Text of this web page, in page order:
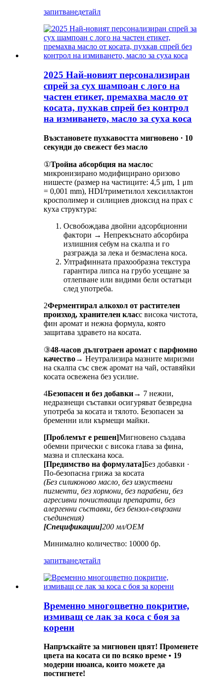
запитванедетайл
2025 Най-новият персонализиран
спрей за сух шампоан с лого на
частен етикет, премахва масло от
косата, пухкав спрей без контрол
на измиването, масло за суха коса
Възстановете пухкавостта мигновено · 10
секунди до свежест без масло
①Тройна абсорбция на маслос
микронизирано модифицирано оризово
нишесте (размер на частиците: 4,5 μm, 1 μm
= 0,001 mm), HDI/триметилол хексиллактон
кросполимер и силициев диоксид на прах с
куха структура:
Освобождава двойни адсорбционни
фактори → Непрекъснато абсорбира
излишния себум на скалпа и го
разгражда за лека и безмаслена коса.
Ултрафинната прахообразна текстура
гарантира липса на грубо усещане за
отлепване или видими бели остатъци
след употреба.
2Ферментирал алкохол от растителен
произход, хранителен класс висока чистота,
фин аромат и нежна формула, която
защитава здравето на косата.
③48-часов дълготраен аромат с парфюмно
качество→ Неутрализира мазните миризми
на скалпа със свеж аромат на чай, оставяйки
косата освежена без усилие.
4Безопасен и без добавки→ 7 нежни,
недразнещи съставки осигуряват безвредна
употреба за косата и тялото. Безопасен за
бременни или кърмещи майки.
[Проблемът е решен]Мигновено създава
обемни прически с висока глава за фина,
мазна и сплескана коса.
[Предимство на формулата]Без добавки ·
По-безопасна грижа за косата
(Без силиконово масло, без изкуствени
пигменти, без хормони, без парабени, без
агресивни почистващи препарати, без
алергенни съставки, без бензол-свързани
съединения)
[Спецификации]200 мл/ОЕМ
Минимално количество: 10000 бр.
запитванедетайл
Временно многоцветно покритие,
измиващ се лак за коса с боя за
корени
Напръскайте за мигновен цвят! Променете
цвета на косата си по всяко време • 19
модерни нюанса, които можете да
постигнете!